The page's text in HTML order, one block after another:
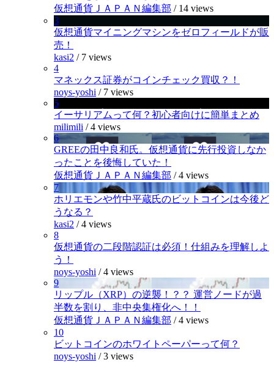
仮想通貨ＪＡＰＡＮ編集部 / 14 views
3
仮想通貨マイニングマシンをゼロフィールドが販
売！
kasi2 / 7 views
4
マネックス証券がコインチェック買収？！
noys-yoshi / 7 views
5
イーサリアムって何？初心者向けに簡単まとめ
milimili /4 views
6
GREEの田中良和氏。仮想通貨に先行投資しなか
ったことを後悔していた！
仮想通貨ＪＡＰＡＮ編集部 /4 views
7
ホリエモンや竹中平蔵氏のビットコインは今後ど
うなる？
kasi2 /4 views
8
仮想通貨の二段階認証は必須！仕組みを理解しよ
う！
noys-yoshi /4 views
9
リップル（XRP）の逆襲！？？ 運営ノードが過
半数を割り、非中央集権化へ！！
仮想通貨ＪＡＰＡＮ編集部 /4 views
10
ビットコインのホワイトペーパーって何？
noys-yoshi /3 views